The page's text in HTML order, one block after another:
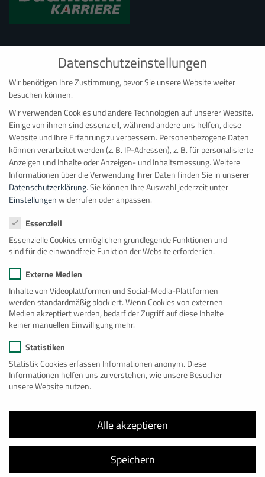
BAUMANN CONTAINER RAUMSYSTEME
Hauptdepot Bonn
Ernst-Robert-Curtius-Straße 4
D–53117Bonn
+49 228 98 98 081
info@baumanncontainer.de
Übersicht
Bau
Büro
Wohnen
Lager
Sanitär
See
Premium
Datenschutzeinstellungen
Wir benötigen Ihre Zustimmung, bevor Sie unsere Website weiter
besuchen können.
Wir verwenden Cookies und andere Technologien auf unserer Website.
Einige von ihnen sind essenziell, während andere uns helfen, diese
Website und Ihre Erfahrung zu verbessern. Personenbezogene Daten
können verarbeitet werden (z. B. IP-Adressen), z. B. für personalisierte
Anzeigen und Inhalte oder Anzeigen- und Inhaltsmessung.Weitere
Informationen über die Verwendung Ihrer Daten finden Sie in unserer
Datenschutzerklärung.Sie können Ihre Auswahl jederzeit unter
Einstellungenwiderrufen oder anpassen.
Essenziell
Essenzielle Cookies ermöglichen grundlegende Funktionen und
sind für die einwandfreie Funktion der Website erforderlich.
Externe Medien
Inhalte von Videoplattformen und Social-Media-Plattformen
werden standardmäßig blockiert. Wenn Cookies von externen
Medien akzeptiert werden, bedarf der Zugriff auf diese Inhalte
keiner manuellen Einwilligung mehr.
Statistiken
Statistik Cookies erfassen Informationen anonym. Diese
Informationen helfen uns zu verstehen, wie unsere Besucher
unsere Website nutzen.
Alle akzeptieren
Speichern